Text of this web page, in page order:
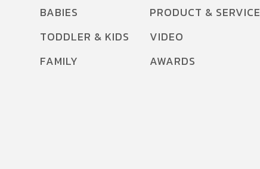
BABIES
TODDLER & KIDS
FAMILY
PRODUCT & SERVICE
VIDEO
AWARDS